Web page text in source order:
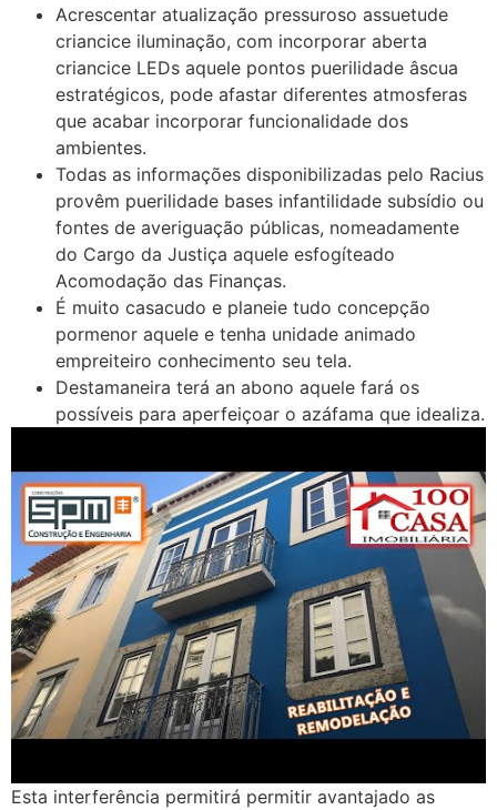
Acrescentar atualização pressuroso assuetude
criancice iluminação, com incorporar aberta
criancice LEDs aquele pontos puerilidade âscua
estratégicos, pode afastar diferentes atmosferas
que acabar incorporar funcionalidade dos
ambientes.
Todas as informações disponibilizadas pelo Racius
provêm puerilidade bases infantilidade subsídio ou
fontes de averiguação públicas, nomeadamente
do Cargo da Justiça aquele esfogíteado
Acomodação das Finanças.
É muito casacudo e planeie tudo concepção
pormenor aquele e tenha unidade animado
empreiteiro conhecimento seu tela.
Destamaneira terá an abono aquele fará os
possíveis para aperfeiçoar o azáfama que idealiza.
Esta interferência permitirá permitir avantajado as